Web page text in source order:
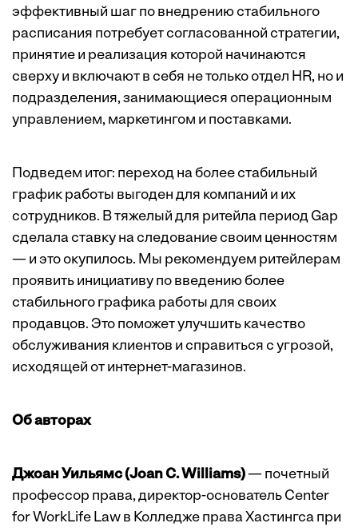
эффективный шаг по внедрению стабильного
расписания потребует согласованной стратегии,
принятие и реализация которой начинаются
сверху и включают в себя не только отдел HR, но и
подразделения, занимающиеся операционным
управлением, маркетингом и поставками.
Подведем итог: переход на более стабильный
график работы выгоден для компаний и их
сотрудников. В тяжелый для ритейла период Gap
сделала ставку на следование своим ценностям
— и это окупилось. Мы рекомендуем ритейлерам
проявить инициативу по введению более
стабильного графика работы для своих
продавцов. Это поможет улучшить качество
обслуживания клиентов и справиться с угрозой,
исходящей от интернет-магазинов.
Об авторах
Джоан Уильямс (Joan C. Williams)— почетный
профессор права, директор-основатель Center
for WorkLife Law в Колледже права Хастингса при